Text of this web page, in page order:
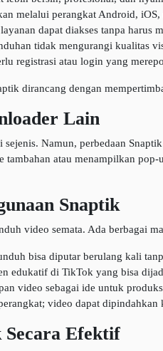
melalui perangkat Android, iOS,
dapat diakses tanpa harus
tidak mengurangi kualitas
registrasi atau login yang
dirancang dengan
Lain
Namun, perbedaan
tambahan atau menampilkan
Snaptik
video semata. Ada berbagai
bisa diputar berulang kali
edukatif di TikTok yang bisa
video sebagai ide untuk
video dapat
Secara Efektif